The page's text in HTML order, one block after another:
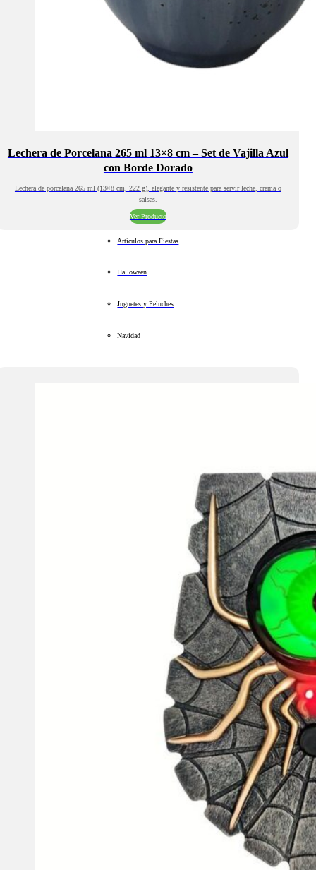
Lechera de Porcelana 265 ml 13×8 cm – Set de Vajilla Azul
con Borde Dorado
Lechera de porcelana 265 ml (13×8 cm, 222 g), elegante y resistente para servir leche, crema o
salsas.
Ver Producto
Artículos para Fiestas
Halloween
Juguetes y Peluches
Navidad